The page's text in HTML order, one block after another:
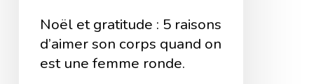
quandNoël et gratitude : 5 raisons
d’aimer son corps quand on
est une femme ronde.